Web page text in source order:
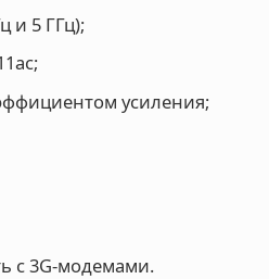
и 5 ГГц);
усиления;
с 3G-модемами.